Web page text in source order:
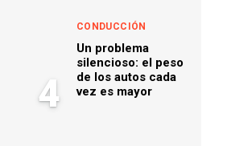
4
CONDUCCIÓN
Un problema
silencioso: el peso
de los autos cada
vez es mayor